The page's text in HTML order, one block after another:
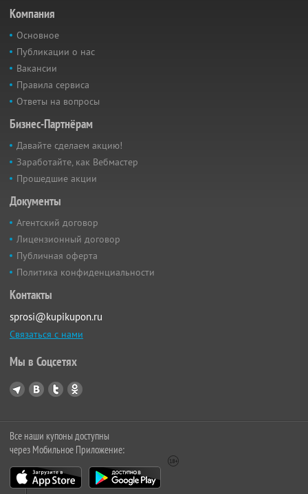
Компания
Основное
Публикации о нас
Вакансии
Правила сервиса
Ответы на вопросы
Бизнес-Партнёрам
Давайте сделаем акцию!
Заработайте, как Вебмастер
Прошедшие акции
Документы
Агентский договор
Лицензионный договор
Публичная оферта
Политика конфиденциальности
Контакты
sprosi@kupikupon.ru
Связаться с нами
Мы в Соцсетях
Все наши купоны доступны
через Мобильное Приложение: